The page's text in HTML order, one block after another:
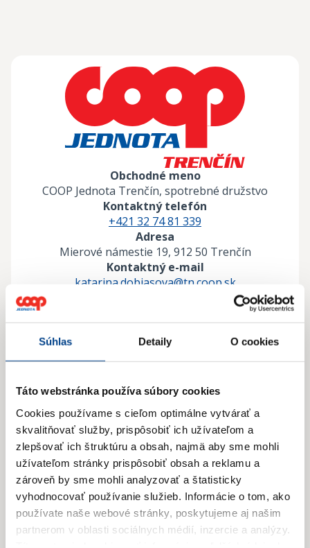
Súhlas Detaily O cookies
Táto webstránka používa súbory cookies
Cookies používame s cieľom optimálne vytvárať a
skvalitňovať služby, prispôsobiť ich užívateľom a
zlepšovať ich štruktúru a obsah, najmä aby sme mohli
užívateľom stránky prispôsobiť obsah a reklamu a
zároveň by sme mohli analyzovať a štatisticky
vyhodnocovať používanie služieb. Informácie o tom, ako
používate naše webové stránky, poskytujeme aj našim
partnerom v oblasti sociálnych médií, inzercie a analýzy.
Obchodné meno
COOP Jednota Trenčín, spotrebné družstvo
Kontaktný telefón
+421 32 74 81 339
Adresa
Mierové námestie 19, 912 50 Trenčín
Kontaktný e-mail
katarina.dobiasova@tn.coop.sk
Obchodný register Slovenskej republiky
Zobraziť